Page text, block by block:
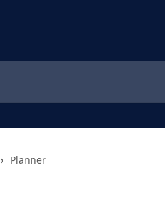
Planner